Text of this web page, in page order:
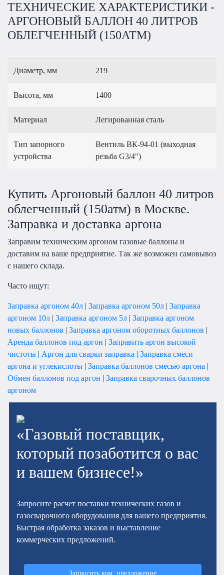
ТЕХНИЧЕСКИЕ ХАРАКТЕРИСТИКИ -
АРГОНОВЫЙ БАЛЛОН 40 ЛИТРОВ
ОБЛЕГЧЕННЫЙ (150АТМ)
Диаметр, мм 219
Высота, мм 1400
Материал Легированная сталь
Тип запорного
устройства
Вентиль ВК-94-01 (выходная
резьба G3/4")
Купить Аргоновый баллон 40 литров
облегченный (150атм) в Москве.
Заправка и доставка аргона
Заправим техническим аргоном газовые баллоны и
доставим на ваше предприятие. Так же возможен самовывоз
с нашего склада.
Часто ищут:
Заправка аргоном 40л | Заправка аргоном 50л | Заправка
аргоном 10л | Заправка аргоном 5л | Заправка аргоном
новых баллонов | Заправка аргоном оборотных баллонов |
Аренда баллонов под аргон | Заправить аргон высокой
чистоты | Аргон для сварки заправка | Заправка смеси
аргона и углекислоты | Заправка баллонов смесью аргона |
Обмен баллонов под аргон | Заправка сварочных баллонов
аргоном
«Газовый поставщик,
который позаботится о вас
и вашем бизнесе!»
Запросите расчет поставки технических газов и
газосварочного оборудования для вашего предприятия.
Быстрая обработка заказов и выставление
коммерческих предложений.
Запросить ком. предложение